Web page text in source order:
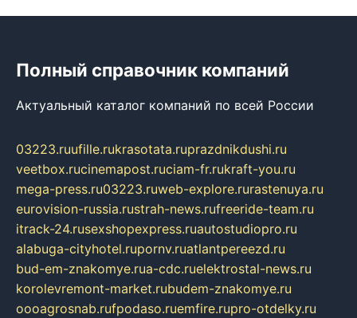
Полный справочник компаний
Актуальный каталог компаний по всей России
03223.ruufille.rukrasotata.ruprazdnikdushi.ru
veetbox.rucinemapost.ruciam-fr.rukraft-you.ru
mega-press.ru03223.ruweb-explore.rurastenuya.ru
eurovision-russia.rustrah-news.rufreeride-team.ru
itrack-24.rusexshopexpress.ruautostudiopro.ru
alabuga-cityhotel.rupornv.ruatlantpereezd.ru
bud-em-znakomye.rua-cdc.ruelektrostal-news.ru
korolevremont-market.rubudem-znakomye.ru
oooagrosnab.rufpodaso.ruemfire.rupro-otdelky.ru